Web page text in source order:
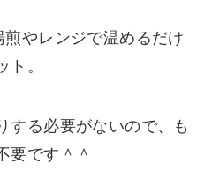
やレンジで温めるだけ
ト。
する必要がないので、も
要です＾＾